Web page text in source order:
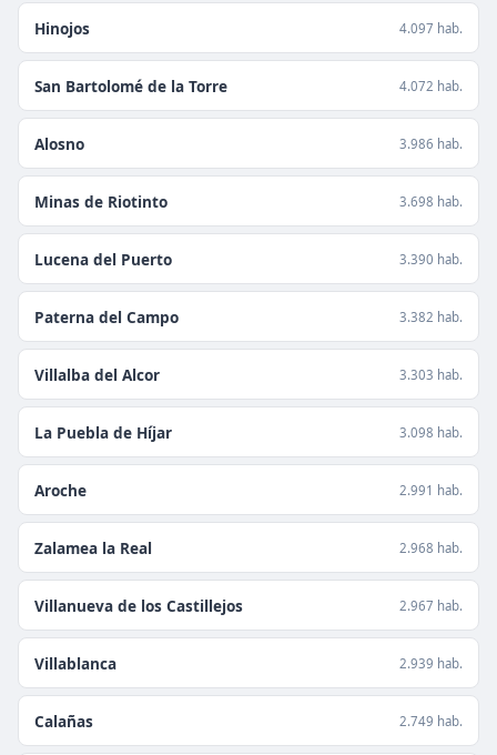
Hinojos 4.097 hab.
San Bartolomé de la Torre 4.072 hab.
Alosno 3.986 hab.
Minas de Riotinto 3.698 hab.
Lucena del Puerto 3.390 hab.
Paterna del Campo 3.382 hab.
Villalba del Alcor 3.303 hab.
La Puebla de Híjar 3.098 hab.
Aroche 2.991 hab.
Zalamea la Real 2.968 hab.
Villanueva de los Castillejos 2.967 hab.
Villablanca 2.939 hab.
Calañas 2.749 hab.